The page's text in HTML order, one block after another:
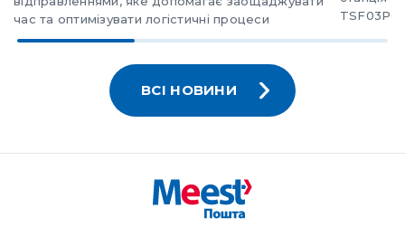
процеси
TSF03PGEU
ВСІ НОВИНИ